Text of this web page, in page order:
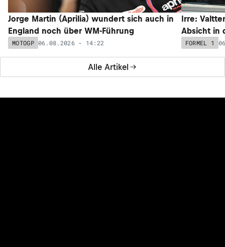
Alle Artikel
Jorge Martin (Aprilia) wundert sich auch in
England noch über WM-Führung
MOTOGP 06.08.2026 - 14:22
Irre:
Absicht in
FORMEL 1